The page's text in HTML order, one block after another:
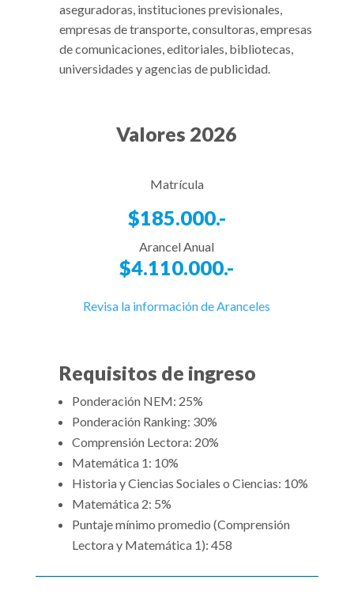
aseguradoras, instituciones previsionales,
empresas de transporte, consultoras, empresas
de comunicaciones, editoriales, bibliotecas,
universidades y agencias de publicidad.
Valores 2026
Matrícula
$185.000.-
Arancel Anual
$4.110.000.-
Revisa la información de Aranceles
Requisitos de ingreso
Ponderación NEM: 25%
Ponderación Ranking: 30%
Comprensión Lectora: 20%
Matemática 1: 10%
Historia y Ciencias Sociales o Ciencias: 10%
Matemática 2: 5%
Puntaje mínimo promedio (Comprensión
Lectora y Matemática 1): 458